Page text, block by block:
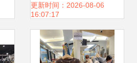
份批发的核心进货
渠道
更新时间：2026-08-06
16:07:17